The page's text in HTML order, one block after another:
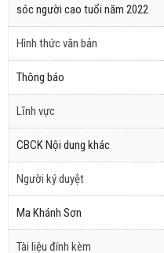
sóc người cao tuổi năm 2022
Hình thức văn bản
Thông báo
Lĩnh vực
CBCK Nội dung khác
Người ký duyệt
Ma Khánh Sơn
Tài liệu đính kèm